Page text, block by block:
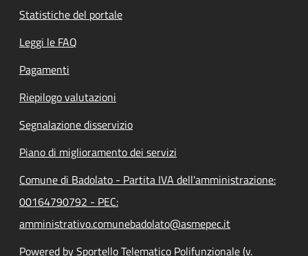
Statistiche del portale
Leggi le FAQ
Pagamenti
Riepilogo valutazioni
Segnalazione disservizio
Piano di miglioramento dei servizi
Comune di Badolato - Partita IVA dell'amministrazione:
00164790792 - PEC:
amministrativo.comunebadolato@asmepec.it
Powered by Sportello Telematico Polifunzionale (v.